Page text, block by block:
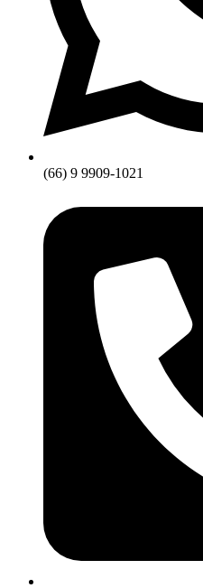
(66) 9 9909-1021